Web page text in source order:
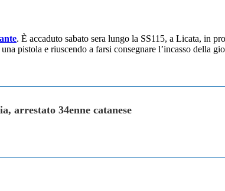
. È accaduto sabato sera lungo la SS115, a Licata, in
pistola e riuscendo a farsi consegnare l’incasso della
arrestato 34enne catanese